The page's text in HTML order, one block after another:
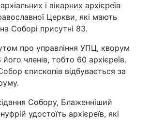
Лайт
Інциденти
Туризм
Статті
і вікарних архієреїв
Церкви, які мають
Соборі присутні 83.
про управління УПЦ, кворум
членів, тобто 60 архієреїв.
єпископів відбувається за
Собору, Блаженніший
удостоїть архієреїв, які